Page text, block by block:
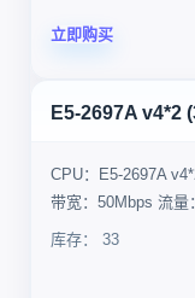
立即购买
E5-2697A v4*2
CPU：E5-2697A
带宽：50Mbps 流量
库存： 33